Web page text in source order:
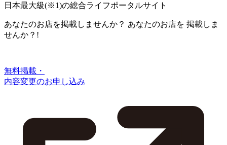
日本最大級(※1)の総合ライフポータルサイト
あなたのお店を掲載しませんか？ あなたのお店を 掲載しま
せんか？!
無料掲載・
内容変更のお申し込み